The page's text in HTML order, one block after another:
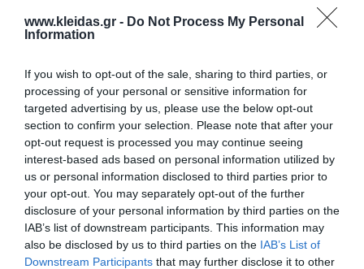
www.kleidas.gr - Do Not Process My Personal
Information
If you wish to opt-out of the sale, sharing to third parties, or
processing of your personal or sensitive information for
targeted advertising by us, please use the below opt-out
section to confirm your selection. Please note that after your
opt-out request is processed you may continue seeing
interest-based ads based on personal information utilized by
us or personal information disclosed to third parties prior to
your opt-out. You may separately opt-out of the further
disclosure of your personal information by third parties on the
IAB’s list of downstream participants. This information may
also be disclosed by us to third parties on the IAB’s List of
Downstream Participants that may further disclose it to other
Go Go Gonge με Χειρολαβές –
Κωδικός:2131 WINTHER-GONGE
120,00 €